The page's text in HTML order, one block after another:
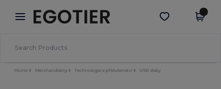
× Aplikace Egotier
Lepší ceny v aplikaci!
Stáhnout app
Home Merchandising Technologie a příslušenství USB disky